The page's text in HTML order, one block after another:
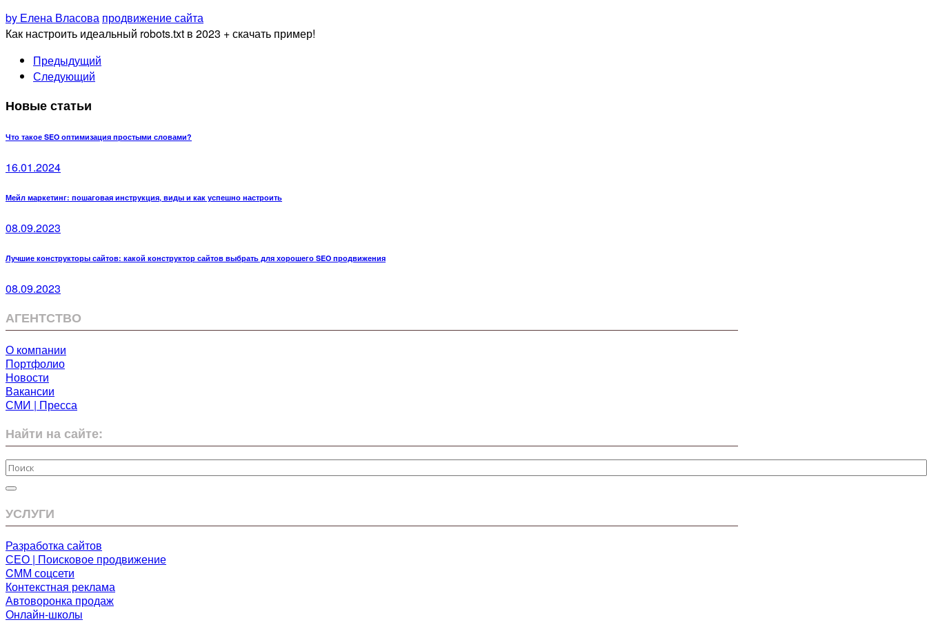
by Елена Власова продвижение сайта
Как настроить идеальный robots.txt в 2023 + скачать пример!
Предыдущий
Следующий
Новые статьи
Что такое SEO оптимизация простыми словами?
16.01.2024
Мейл маркетинг: пошаговая инструкция, виды и как успешно настроить
08.09.2023
Лучшие конструкторы сайтов: какой конструктор сайтов выбрать для хорошего SEO продвижения
08.09.2023
АГЕНТСТВО
О компании
Портфолио
Новости
Вакансии
СМИ | Пресса
Найти на сайте:
УСЛУГИ
Разработка сайтов
СЕО | Поисковое продвижение
CММ соцсети
Контекстная реклама
Автоворонка продаж
Онлайн-школы